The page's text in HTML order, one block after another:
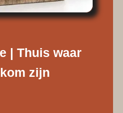
| Thuis waar
zijn